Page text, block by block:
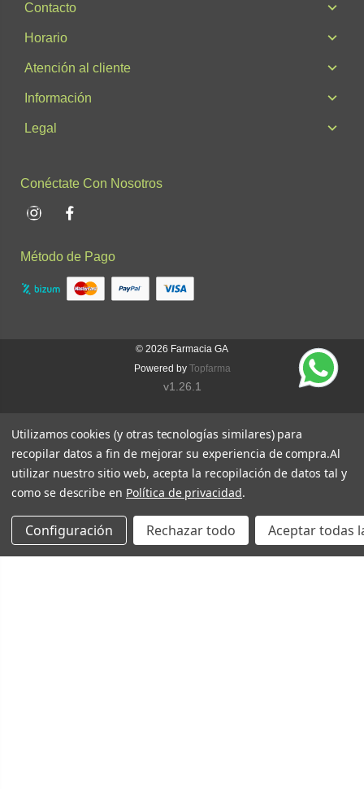
Contacto
Horario
Atención al cliente
Información
Legal
Conéctate Con Nosotros
InstagramFacebook
Método de Pago
© 2026 Farmacia GA
Powered by Topfarma
v1.26.1
Utilizamos cookies (y otras tecnologías similares) para
recopilar datos a fin de mejorar su experiencia de compra.Al
utilizar nuestro sitio web, acepta la recopilación de datos tal y
como se describe en Política de privacidad.
Configuración Rechazar todo Aceptar todas